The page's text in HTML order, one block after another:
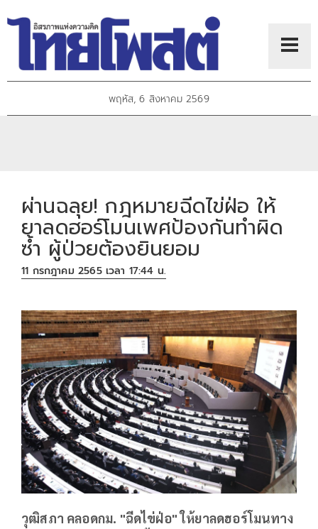
พฤหัส, 6 สิงหาคม 2569
ผ่านฉลุย! กฎหมายฉีดไข่ฝ่อ ให้
ยาลดฮอร์โมนเพศป้องกันทำผิด
ซ้ำ ผู้ป่วยต้องยินยอม
11 กรกฎาคม 2565 เวลา 17:44 น.
วุฒิสภา คลอดกม. "ฉีดไข่ฝ่อ" ให้ยาลดฮอร์โมนทาง